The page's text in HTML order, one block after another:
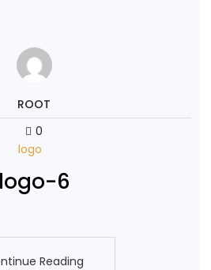
ROOT
0
logo
logo-6
Reading